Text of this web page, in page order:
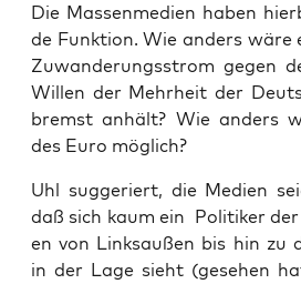
Die Mas­sen­me­di­en haben
de Funk­ti­on. Wie anders wäre
Zuwan­de­rungs­strom gegen
Wil­len der Mehr­heit der
bremst anhält? Wie anders
des Euro möglich?
Uhl sug­ge­riert, die Medi­en
daß sich kaum ein Poli­ti­ker
en von Links­au­ßen bis hin zu
in der Lage sieht (gese­hen